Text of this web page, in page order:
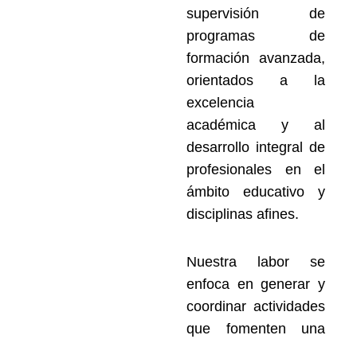
supervisión de
programas de
formación avanzada,
orientados a la
excelencia
académica y al
desarrollo integral de
profesionales en el
ámbito educativo y
disciplinas afines.
Nuestra labor se
enfoca en generar y
coordinar actividades
que fomenten una